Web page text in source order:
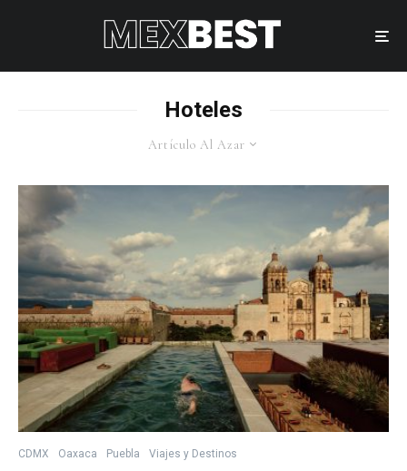
Hoteles
Artículo Al Azar
CDMX Oaxaca Puebla Viajes y Destinos